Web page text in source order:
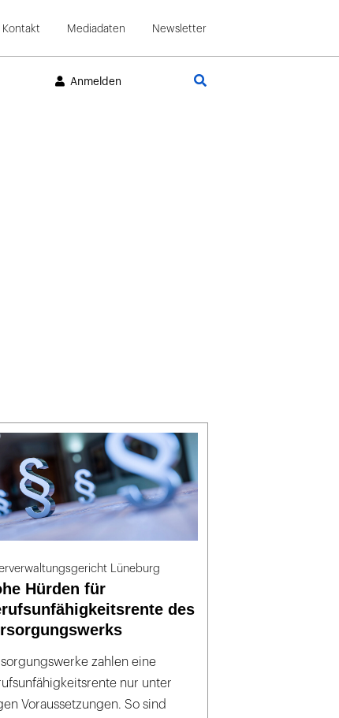
Kontakt Mediadaten Newsletter
Anmelden
Lüneburg
Hürden für
des
zahlen eine
nur unter
Voraussetzungen. So sind